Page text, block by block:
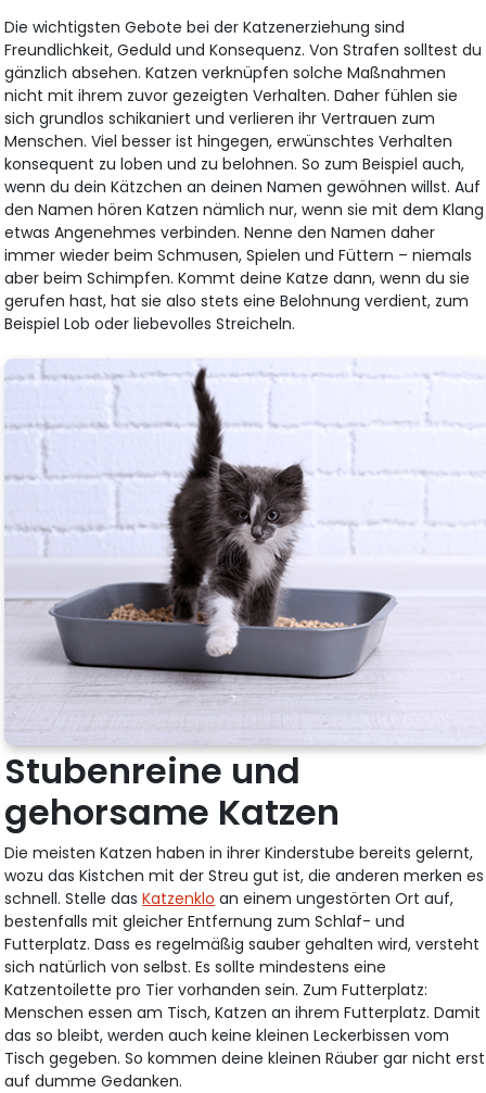
Die wichtigsten Gebote bei der Katzenerziehung sind
Freundlichkeit, Geduld und Konsequenz. Von Strafen solltest du
gänzlich absehen. Katzen verknüpfen solche Maßnahmen
nicht mit ihrem zuvor gezeigten Verhalten. Daher fühlen sie
sich grundlos schikaniert und verlieren ihr Vertrauen zum
Menschen. Viel besser ist hingegen, erwünschtes Verhalten
konsequent zu loben und zu belohnen. So zum Beispiel auch,
wenn du dein Kätzchen an deinen Namen gewöhnen willst. Auf
den Namen hören Katzen nämlich nur, wenn sie mit dem Klang
etwas Angenehmes verbinden. Nenne den Namen daher
immer wieder beim Schmusen, Spielen und Füttern – niemals
aber beim Schimpfen. Kommt deine Katze dann, wenn du sie
gerufen hast, hat sie also stets eine Belohnung verdient, zum
Beispiel Lob oder liebevolles Streicheln.
Stubenreine und
gehorsame Katzen
Die meisten Katzen haben in ihrer Kinderstube bereits gelernt,
wozu das Kistchen mit der Streu gut ist, die anderen merken es
schnell. Stelle dasKatzenklo an einem ungestörten Ort auf,
bestenfalls mit gleicher Entfernung zum Schlaf- und
Futterplatz. Dass es regelmäßig sauber gehalten wird, versteht
sich natürlich von selbst. Es sollte mindestens eine
Katzentoilette pro Tier vorhanden sein. Zum Futterplatz:
Menschen essen am Tisch, Katzen an ihrem Futterplatz. Damit
das so bleibt, werden auch keine kleinen Leckerbissen vom
Tisch gegeben. So kommen deine kleinen Räuber gar nicht erst
auf dumme Gedanken.